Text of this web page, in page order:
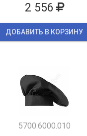
2 556
ДОБАВИТЬ В КОРЗИНУ
5700.6000.010